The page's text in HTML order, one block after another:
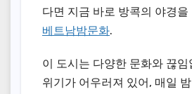
다면 지금 바로 방콕의 야경을
베트남밤문화.
이 도시는 다양한 문화와 끊
위기가 어우러져 있어, 매일